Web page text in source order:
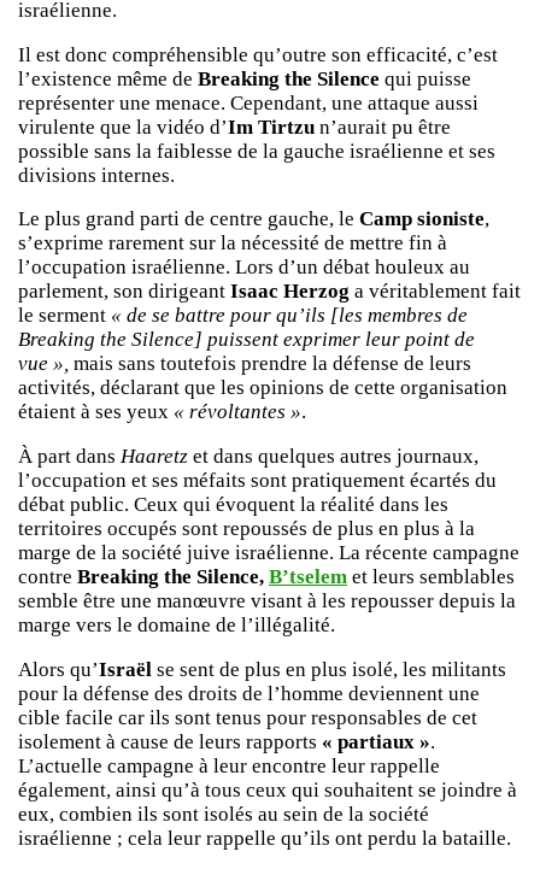
israélienne.
Il est donc compréhensible qu’outre son efficacité, c’est
l’existence même de Breaking the Silence qui puisse
représenter une menace. Cependant, une attaque aussi
virulente que la vidéo d’Im Tirtzu n’aurait pu être
possible sans la faiblesse de la gauche israélienne et ses
divisions internes.
Le plus grand parti de centre gauche, le Camp sioniste,
s’exprime rarement sur la nécessité de mettre fin à
l’occupation israélienne. Lors d’un débat houleux au
parlement, son dirigeant Isaac Herzog a véritablement fait
le serment « de se battre pour qu’ils [les membres de
Breaking the Silence] puissent exprimer leur point de
vue », mais sans toutefois prendre la défense de leurs
activités, déclarant que les opinions de cette organisation
étaient à ses yeux « révoltantes ».
À part dans Haaretz et dans quelques autres journaux,
l’occupation et ses méfaits sont pratiquement écartés du
débat public. Ceux qui évoquent la réalité dans les
territoires occupés sont repoussés de plus en plus à la
marge de la société juive israélienne. La récente campagne
contre Breaking the Silence, B’tselem et leurs semblables
semble être une manœuvre visant à les repousser depuis la
marge vers le domaine de l’illégalité.
Alors qu’Israël se sent de plus en plus isolé, les militants
pour la défense des droits de l’homme deviennent une
cible facile car ils sont tenus pour responsables de cet
isolement à cause de leurs rapports « partiaux ».
L’actuelle campagne à leur encontre leur rappelle
également, ainsi qu’à tous ceux qui souhaitent se joindre à
eux, combien ils sont isolés au sein de la société
israélienne ; cela leur rappelle qu’ils ont perdu la bataille.